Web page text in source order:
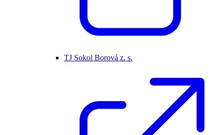
TJ Sokol Borová z. s.